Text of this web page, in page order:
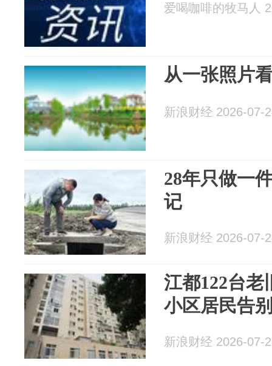
爱喝咖啡的牧马人
从一张照片
新浪财经 2026-07-
28年只做一
记
新浪财经 2026-07-
江都122台老
小区居民告
新浪财经 2026-07-